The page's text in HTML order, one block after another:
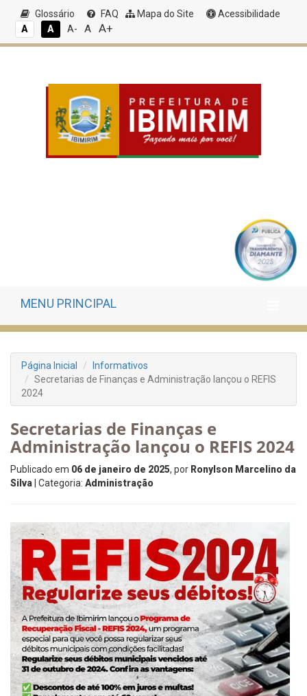
Glossário FAQ Mapa do Site
Acessibilidade
A
A A- A A+
MENU PRINCIPAL
Página Inicial
Informativos
Secretarias de Finanças e Administração lançou o REFIS
2024
Secretarias de Finanças e
Administração lançou o REFIS 2024
Publicado em 06 de janeiro de 2025, por Ronylson Marcelino da
Silva | Categoria: Administração